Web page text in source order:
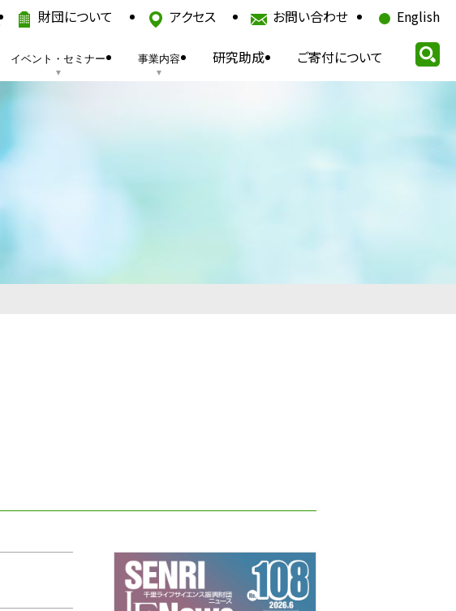
財団について アクセス お問い合わせ English
イベント・セミナー 事業内容 研究助成 ご寄付について